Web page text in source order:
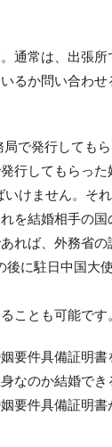
通常は、出張所
るか問い合わせ
で発行してもら
行してもらった
いけません。そ
を結婚相手の国
れば、外務省の
後に駐日中国大
ことも可能です
要件具備証明書
なのか結婚でき
要件具備証明書